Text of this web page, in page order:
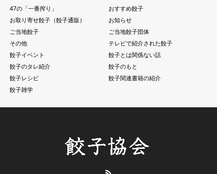
47の「一番搾り」
おすすめ餃子
お取り寄せ餃子（餃子通販）
お知らせ
ご当地餃子
ご当地餃子団体
その他
テレビで紹介された餃子
餃子イベント
餃子とは関係ない話
餃子のタレ紹介
餃子のもと
餃子レシピ
餃子関連書籍の紹介
餃子雑学